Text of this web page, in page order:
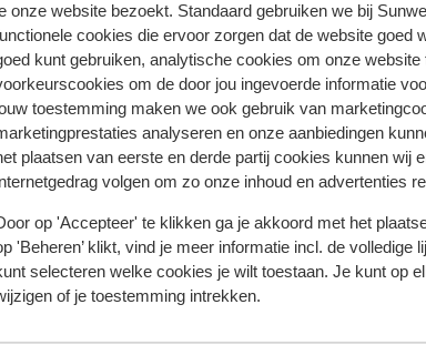
onze website bezoekt. Standaard gebruiken we bij
cookies die ervoor zorgen dat de website goed
kunt gebruiken, analytische cookies om onze website
om de door jou ingevoerde informatie
toestemming maken we ook gebruik van
analyseren en onze aanbiedingen
plaatsen van eerste en derde partij cookies kunnen wij
volgen om zo onze inhoud en advertenties
op 'Accepteer' te klikken ga je akkoord met het
'Beheren’ klikt, vind je meer informatie incl. de volledige
selecteren welke cookies je wilt toestaan. Je kunt op
of je toestemming intrekken.
hun ervaring met ons product eerlijk weergeven.